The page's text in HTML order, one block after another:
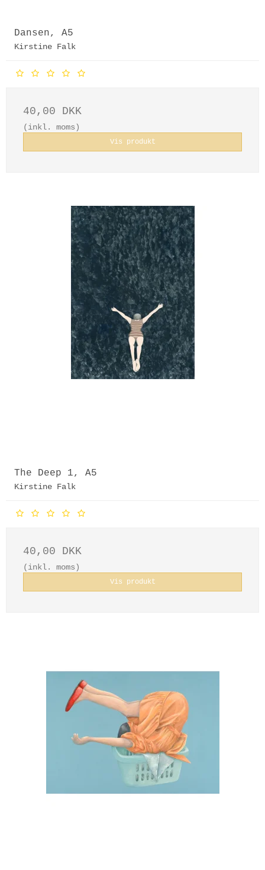
Dansen, A5
Kirstine Falk
40,00 DKK
(inkl. moms)
Vis produkt
The Deep 1, A5
Kirstine Falk
40,00 DKK
(inkl. moms)
Vis produkt